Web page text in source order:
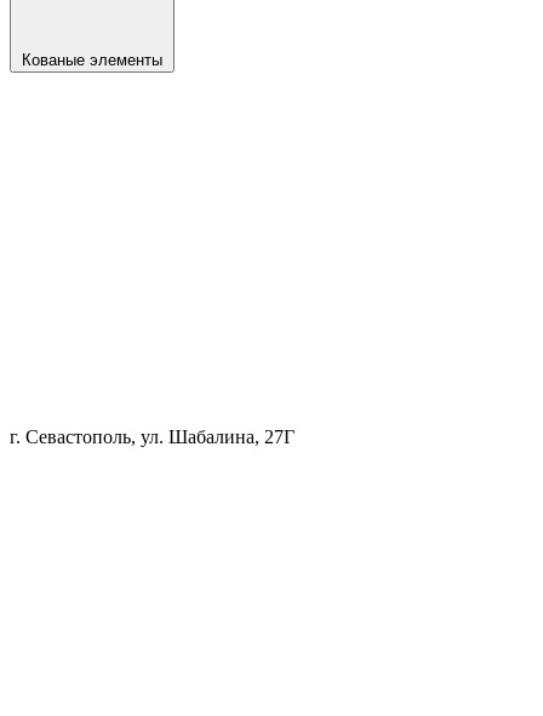
Кованые элементы
г. Севастополь, ул. Шабалина, 27Г